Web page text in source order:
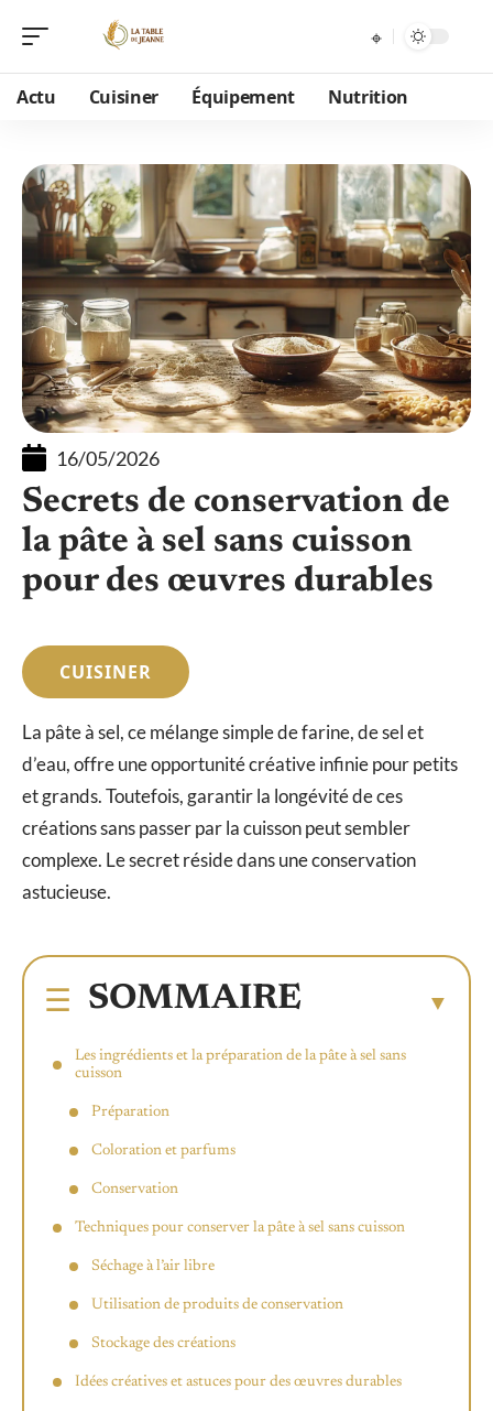
Actu Cuisiner Équipement Nutrition
16/05/2026
Secrets de conservation de
la pâte à sel sans cuisson
pour des œuvres durables
CUISINER
La pâte à sel, ce mélange simple de farine, de sel et
d’eau, offre une opportunité créative infinie pour petits
et grands. Toutefois, garantir la longévité de ces
créations sans passer par la cuisson peut sembler
complexe. Le secret réside dans une conservation
astucieuse.
SOMMAIRE
Les ingrédients et la préparation de la pâte à sel sans
cuisson
Préparation
Coloration et parfums
Conservation
Techniques pour conserver la pâte à sel sans cuisson
Séchage à l’air libre
Utilisation de produits de conservation
Stockage des créations
Idées créatives et astuces pour des œuvres durables